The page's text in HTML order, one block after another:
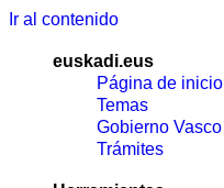
Ir al contenido
euskadi.eus
Página de inicio
Temas
Gobierno Vasco
Trámites